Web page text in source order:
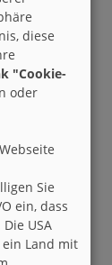
diese
"Cookie-
oder
Sie
ein, dass
USA
Land mit